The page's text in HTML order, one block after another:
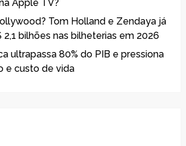
Apple TV?
Tom Holland e Zendaya já
2,1 bilhões nas bilheterias em 2026
ultrapassa 80% do PIB e pressiona
e custo de vida